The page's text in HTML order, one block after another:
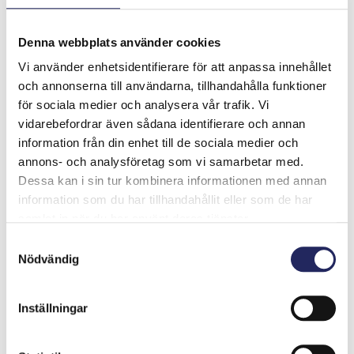
Denna webbplats använder cookies
Vi använder enhetsidentifierare för att anpassa innehållet
och annonserna till användarna, tillhandahålla funktioner
för sociala medier och analysera vår trafik. Vi
vidarebefordrar även sådana identifierare och annan
information från din enhet till de sociala medier och
annons- och analysföretag som vi samarbetar med.
Dessa kan i sin tur kombinera informationen med annan
information som du har tillhandahållit eller som de har
Nödvändig
Inställningar
Utöver foto- och videoverk fylls Verkstadshallen av
Jan Eeralas ljudverk “Joutsenlaulu”, som tog hela
utrymmet i besittning.
Sommarutställning i
Verkstadshallen
Utställningen öppnade för allmänheten den 17 maj
2023 och höll öppet till den 15 september. Besökarna
från olika länder från Sydamerika till Europa, Japan till
Australien och Nya Zeeland.
John Nurminens Stiftelse behandlade det ”okända
Östersjön” på många sätt och med olika